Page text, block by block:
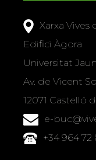
Xarxa Vives
Edifici Àgora
Universitat
Av. de Vicent
12071 Castelló
e-
+34 964 72